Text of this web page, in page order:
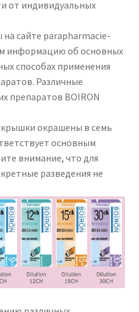
от индивидуальных
сайте parapharmacie-
информацию об основных
способах применения
Различные
препаратов BOIRON
крышки окрашены в семь
основным
внимание, что для
разведения не